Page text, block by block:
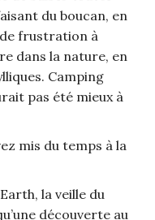
du boucan, en
frustration à
dans la nature, en
Camping
pas été mieux à
mis du temps à la
la veille du
découverte au